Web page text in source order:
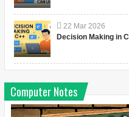
22 Mar 2026
Decision Making in
Computer Notes